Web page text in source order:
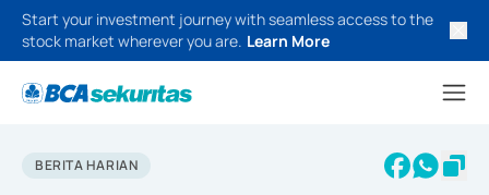
Start your investment journey with seamless access to the
stock market wherever you are. Learn More
BERITA HARIAN